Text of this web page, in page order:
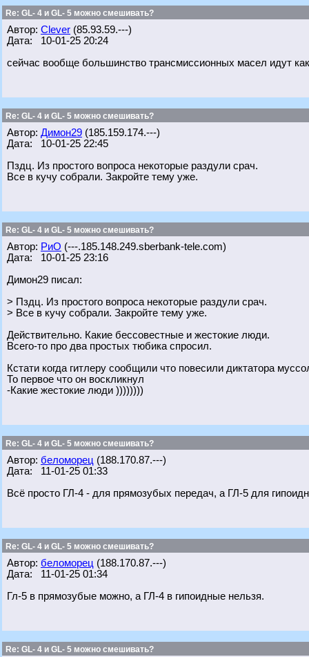
Re: GL- 4 и GL- 5 можно смешивать?
Автор: Clever (85.93.59.---)
Дата: 10-01-25 20:24
сейчас вообще большинство трансмиссионных масел идут
Re: GL- 4 и GL- 5 можно смешивать?
Автор: Димон29 (185.159.174.---)
Дата: 10-01-25 22:45
Пздц. Из простого вопроса некоторые раздули срач.
Все в кучу собрали. Закройте тему уже.
Re: GL- 4 и GL- 5 можно смешивать?
Автор: РиО (---.185.148.249.sberbank-tele.com)
Дата: 10-01-25 23:16
Димон29 писал:
> Пздц. Из простого вопроса некоторые раздули срач.
> Все в кучу собрали. Закройте тему уже.
Действительно. Какие бессовестные и жестокие люди.
Всего-то про два простых тюбика спросил.
Кстати когда гитлеру сообщили что повесили диктатора
То первое что он воскликнул
-Какие жестокие люди ))))))))
Re: GL- 4 и GL- 5 можно смешивать?
Автор: беломорец (188.170.87.---)
Дата: 11-01-25 01:33
Всё просто ГЛ-4 - для прямозубых передач, а ГЛ-5 для
Re: GL- 4 и GL- 5 можно смешивать?
Автор: беломорец (188.170.87.---)
Дата: 11-01-25 01:34
Гл-5 в прямозубые можно, а ГЛ-4 в гипоидные нельзя.
Re: GL- 4 и GL- 5 можно смешивать?